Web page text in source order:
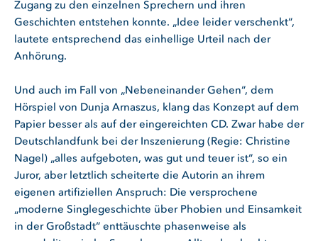
Zugang zu den einzelnen Sprechern und ihren
Geschichten entstehen konnte. „Idee leider verschenkt“,
lautete entsprechend das einhellige Urteil nach der
Anhörung.
Und auch im Fall von „Nebeneinander Gehen“, dem
Hörspiel von Dunja Arnaszus, klang das Konzept auf dem
Papier besser als auf der eingereichten CD. Zwar habe der
Deutschlandfunk bei der Inszenierung (Regie: Christine
Nagel) „alles aufgeboten, was gut und teuer ist“, so ein
Juror, aber letztlich scheiterte die Autorin an ihrem
eigenen artifiziellen Anspruch: Die versprochene
„moderne Singlegeschichte über Phobien und Einsamkeit
in der Großstadt“ enttäuschte phasenweise als